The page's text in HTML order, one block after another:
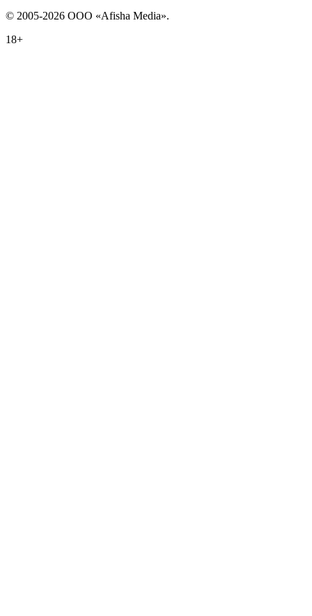
© 2005-2026 ООО «Afisha Media».
18+